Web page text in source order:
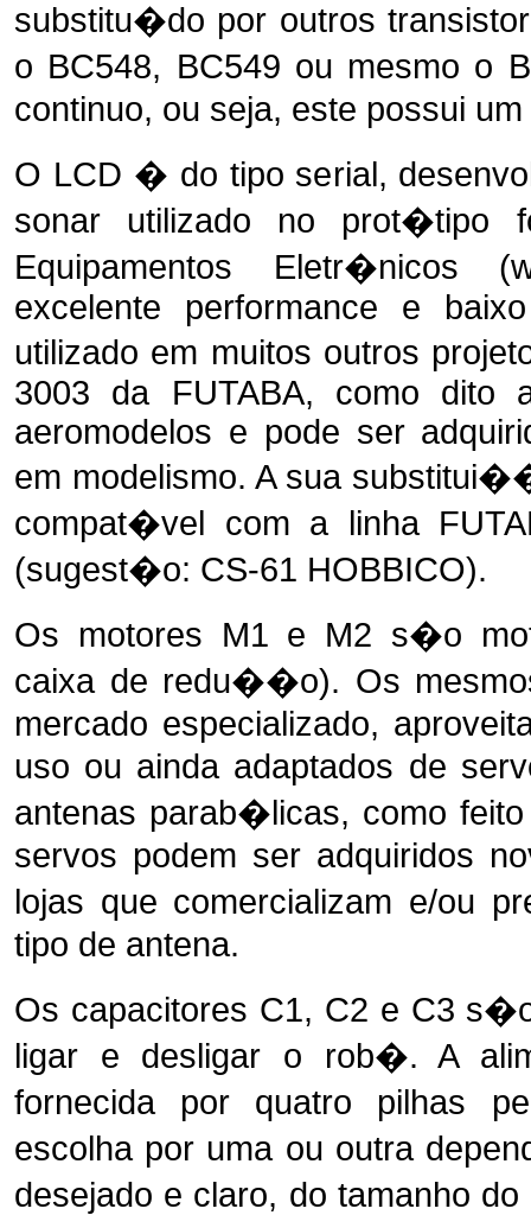
substitu�do por outros
o BC548, BC549 ou mesmo o
continuo, ou seja, este possui
O LCD � do tipo serial,
sonar utilizado no prot�tipo
Equipamentos Eletr�nicos
excelente performance e
utilizado em muitos outros
3003 da FUTABA, como dito
aeromodelos e pode ser
em modelismo. A sua
compat�vel com a linha
(sugest�o: CS-61 HOBBICO).
Os motores M1 e M2 s�o
caixa de redu��o). Os
mercado especializado,
uso ou ainda adaptados de
antenas parab�licas, como
servos podem ser adquiridos
lojas que comercializam e/ou
tipo de antena.
Os capacitores C1, C2 e C3
ligar e desligar o rob�. A
fornecida por quatro pilhas
escolha por uma ou outra
desejado e claro, do tamanho